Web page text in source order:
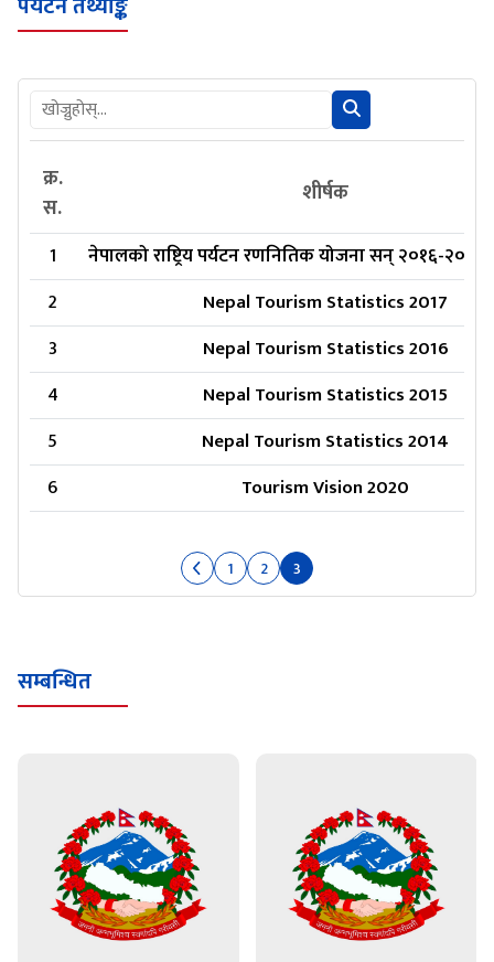
क्र.
स.
शीर्षक
1
नेपालको राष्ट्रिय पर्यटन रणनितिक योजना सन् २०१६-
2
Nepal Tourism Statistics 2017
3
Nepal Tourism Statistics 2016
4
Nepal Tourism Statistics 2015
5
Nepal Tourism Statistics 2014
6
Tourism Vision 2020
1 2 3
सम्बन्धित